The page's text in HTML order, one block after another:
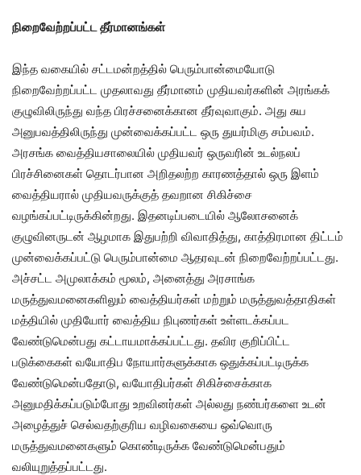
நிறைவேற்றப்பட்ட தீர்மானங்கள்
இந்த வகையில் சட்டமன்றத்தில் பெரும்பான்மையோடு
நிறைவேற்றப்பட்ட முதலாவது தீர்மானம் முதியவர்களின் அரங்கக்
குழுவிலிருந்து வந்த பிரச்சனைக்கான தீர்வுவாகும். அது சுய
அனுபவத்திலிருந்து முன்வைக்கப்பட்ட ஒரு துயர்மிகு சம்பவம்.
அரசங்க வைத்தியசாலையில் முதியவர் ஒருவரின் உடல்நலப்
பிரச்சினைகள் தொடர்பான அறிதலற்ற காரணத்தால் ஒரு இளம்
வைத்தியரால் முதியவருக்குத் தவறான சிகிச்சை
வழங்கப்பட்டிருக்கின்றது. இதனடிப்படையில் ஆலோசனைக்
குழுவினருடன் ஆழமாக இதுபற்றி விவாதித்து, காத்திரமான திட்டம்
முன்வைக்கப்பட்டு பெரும்பான்மை ஆதரவுடன் நிறைவேற்றப்பட்டது.
அச்சட்ட அமுலாக்கம் மூலம், அனைத்து அரசாங்க
மருத்துவமனைகளிலும் வைத்தியர்கள் மற்றும் மருத்துவத்தாதிகள்
மத்தியில் முதியோர் வைத்திய நிபுணர்கள் உள்ளடக்கப்பட
வேண்டுமென்பது கட்டாயமாக்கப்பட்டது. தவிர குறிப்பிட்ட
படுக்கைகள் வயோதிப நோயார்களுக்காக ஒதுக்கப்பட்டிருக்க
வேண்டுமென்பதோடு, வயோதிபர்கள் சிகிச்சைக்காக
அனுமதிக்கப்படும்போது உறவினர்கள் அல்லது நண்பர்களை உடன்
அழைத்துச் செல்வதற்குரிய வழிவகையை ஒவ்வொரு
மருத்துவமனைகளும் கொண்டிருக்க வேண்டுமென்பதும்
வலியுறுத்தப்பட்டது.